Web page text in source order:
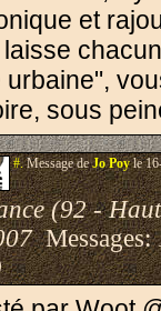
et
urbaine",
sous
#.Message deJo Poyle
(92 -
Messages: